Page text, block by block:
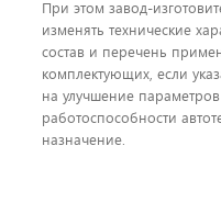
При этом завод-
изменять технические
состав и перечень
комплектующих, если
на улучшение
работоспособности
назначение.